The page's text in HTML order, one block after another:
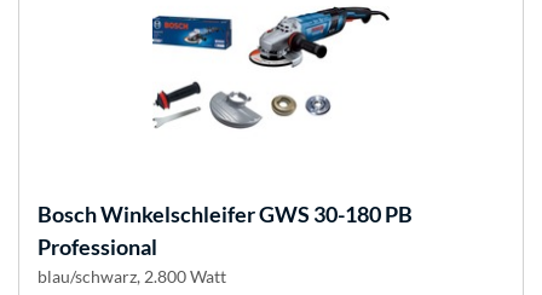
BoschWinkelschleifer GWS 30-180 PB
Professional
blau/schwarz, 2.800 Watt